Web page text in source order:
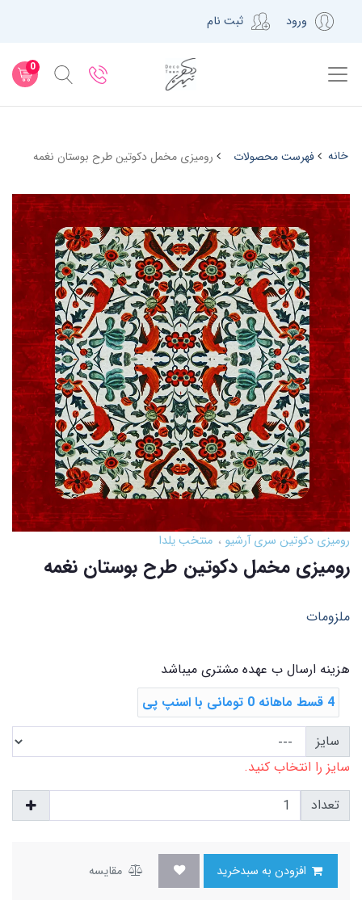
ورود ثبت نام
0
خانه فهرست محصولات رومیزی مخمل دکوتین طرح بوستان نغمه
رومیزی دکوتین سری آرشیو منتخب یلدا
رومیزی مخمل دکوتین طرح بوستان نغمه
ملزومات
هزینه ارسال ب عهده مشتری میباشد
4 قسط ماهانه 0 تومانی با اسنپ ‌پی
سایز
سایز را انتخاب کنید.
تعداد
مقایسه